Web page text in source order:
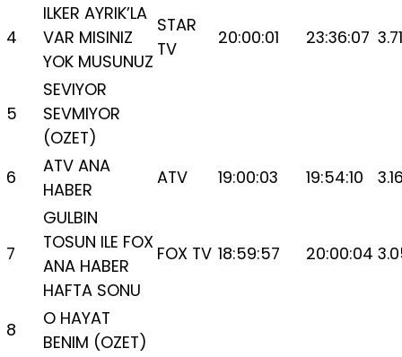
4
ILKER AYRIK’LA
VAR MISINIZ
YOK MUSUNUZ
STAR
TV
20:00:01 23:36:07
5
SEVIYOR
SEVMIYOR
(OZET)
6
ATV ANA
HABER
ATV 19:00:03 19:54:10
7
GULBIN
TOSUN ILE FOX
ANA HABER
HAFTA SONU
FOX TV 18:59:57 20:00:04
8
O HAYAT
BENIM (OZET)